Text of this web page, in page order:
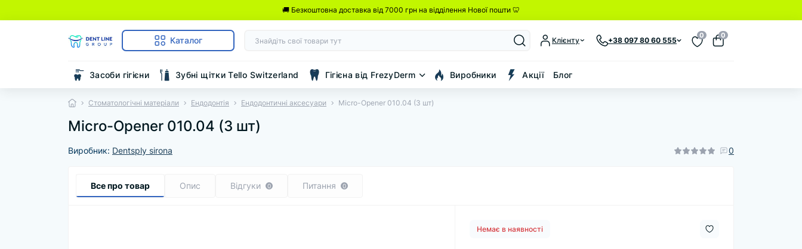
🚚 Безкоштовна доставка від 7000 грн на відділення Нової пошти 🦷
Каталог Клієнту +38 097 80 60 555
0 0
Засоби гігієни Зубні щітки Tello Switzerland Гігієна від FrezyDerm Виробники Акції Блог
Стоматологічні матеріали Ендодонтія Ендодонтичні аксесуари Micro-Opener 010.04 (3 шт)
Micro-Opener 010.04 (3 шт)
Виробник: Dentsply sirona 0
Все про товар Опис Відгуки 0 Питання 0
Немає в наявності